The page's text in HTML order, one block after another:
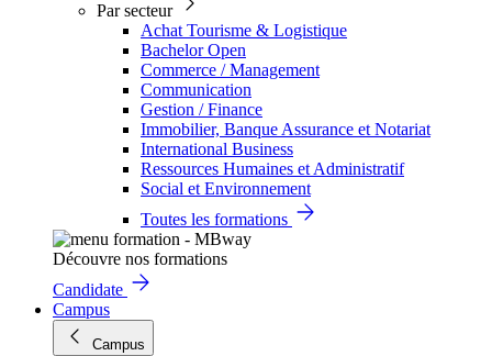
Par secteur
Achat Tourisme & Logistique
Bachelor Open
Commerce / Management
Communication
Gestion / Finance
Immobilier, Banque Assurance et Notariat
International Business
Ressources Humaines et Administratif
Social et Environnement
Toutes les formations
Découvre nos formations
Candidate
Campus
Campus